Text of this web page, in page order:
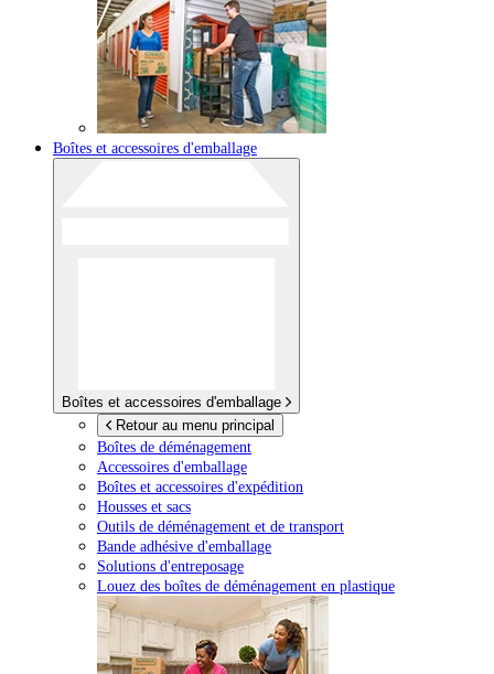
Boîtes et accessoires d'emballage
Boîtes et accessoires d'emballage
Retour au menu principal
Boîtes de déménagement
Accessoires d'emballage
Boîtes et accessoires d'expédition
Housses et sacs
Outils de déménagement et de transport
Bande adhésive d'emballage
Solutions d'entreposage
Louez des boîtes de déménagement en plastique